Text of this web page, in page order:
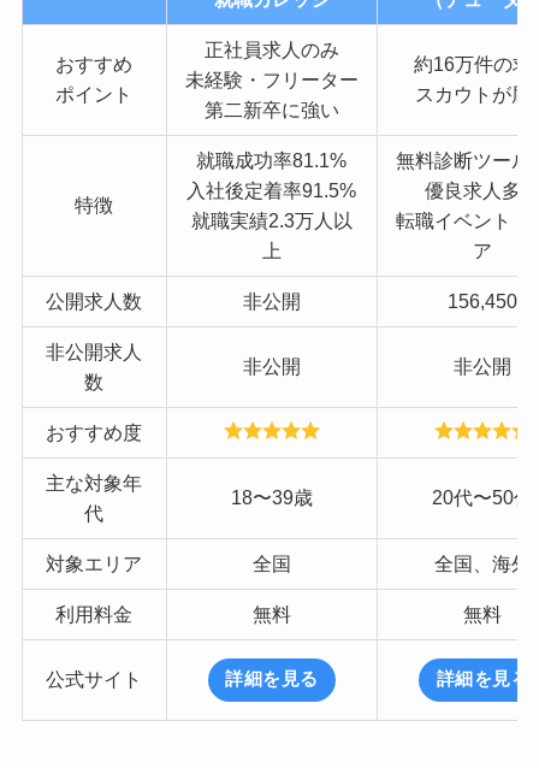
おすすめ
ポイント
正社員求人のみ
未経験・フリーター
第二新卒に強い
約16万件の求
スカウトが届
特徴
就職成功率81.1%
入社後定着率91.5%
就職実績2.3万人以
上
無料診断ツール
優良求人多
転職イベント
ア
公開求人数 非公開 156,450
非公開求人
数
非公開 非公開
おすすめ度
主な対象年
代
18〜39歳 20代〜50代
対象エリア 全国 全国、海外
利用料金 無料 無料
公式サイト 詳細を見る 詳細を見る